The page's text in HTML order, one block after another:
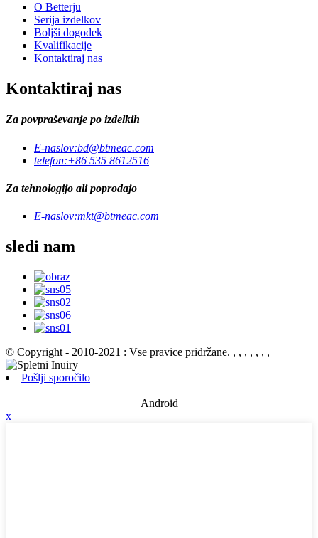
O Betterju
Serija izdelkov
Boljši dogodek
Kvalifikacije
Kontaktiraj nas
Kontaktiraj nas
Za povpraševanje po izdelkih
E-naslov:bd@btmeac.com
telefon:+86 535 8612516
Za tehnologijo ali poprodajo
E-naslov:mkt@btmeac.com
sledi nam
© Copyright - 2010-2021 : Vse pravice pridržane. , , , , , , ,
Pošlji sporočilo
Android
x